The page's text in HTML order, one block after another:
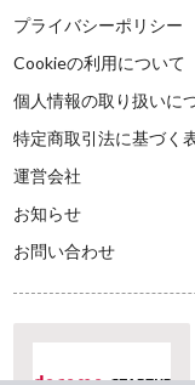
プライバシーポリシー
Cookieの利用について
個人情報の取り扱いに
特定商取引法に基づく
運営会社
お知らせ
お問い合わせ